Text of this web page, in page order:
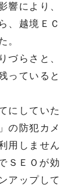
響により、
、越境ＥＣ
。
づらさと、
っていると
にしていた
の防犯カメ
用しません
ＳＥＯが効
アップして